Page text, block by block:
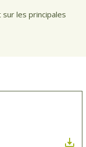
les principales